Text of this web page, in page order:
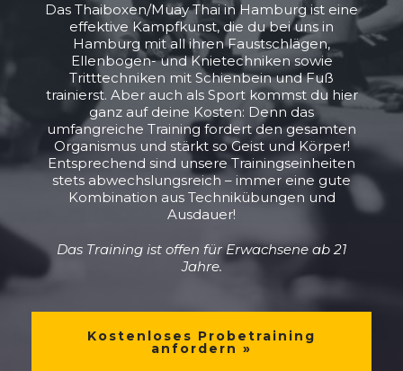
Das Thaiboxen/Muay Thai in Hamburg ist eine
effektive Kampfkunst, die du bei uns in
Hamburg mit all ihren Faustschlägen,
Ellenbogen- und Knietechniken sowie
Tritttechniken mit Schienbein und Fuß
trainierst. Aber auch als Sport kommst du hier
ganz auf deine Kosten: Denn das
umfangreiche Training fordert den gesamten
Organismus und stärkt so Geist und Körper!
Entsprechend sind unsere Trainingseinheiten
stets abwechslungsreich – immer eine gute
Kombination aus Technikübungen und
Ausdauer!
Das Training ist offen für Erwachsene ab 21
Jahre.
Kostenloses Probetraining
anfordern »